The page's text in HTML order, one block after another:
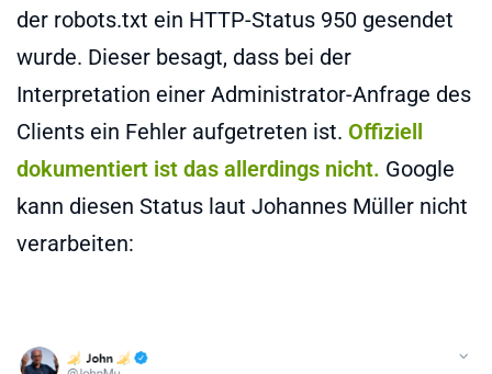
der robots.txt ein HTTP-Status 950 gesendet
wurde. Dieser besagt, dass bei der
Interpretation einer Administrator-Anfrage des
Clients ein Fehler aufgetreten ist. Offiziell
dokumentiert ist das allerdings nicht. Google
kann diesen Status laut Johannes Müller nicht
verarbeiten: